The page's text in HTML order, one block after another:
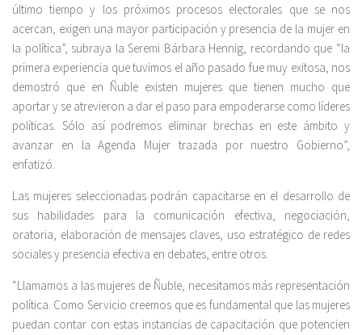
último tiempo y los próximos procesos electorales que se nos
acercan, exigen una mayor participación y presencia de la mujer en
la política”, subraya la Seremi Bárbara Hennig, recordando que “la
primera experiencia que tuvimos el año pasado fue muy exitosa, nos
demostró que en Ñuble existen mujeres que tienen mucho que
aportar y se atrevieron a dar el paso para empoderarse como líderes
políticas. Sólo así podremos eliminar brechas en este ámbito y
avanzar en la Agenda Mujer trazada por nuestro Gobierno”,
enfatizó.
Las mujeres seleccionadas podrán capacitarse en el desarrollo de
sus habilidades para la comunicación efectiva, negociación,
oratoria, elaboración de mensajes claves, uso estratégico de redes
sociales y presencia efectiva en debates, entre otros.
“Llamamos a las mujeres de Ñuble, necesitamos más representación
política. Como Servicio creemos que es fundamental que las mujeres
puedan contar con estas instancias de capacitación que potencien